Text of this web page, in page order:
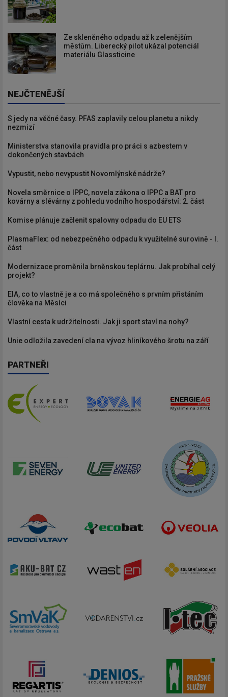
Ze skleněného odpadu až k zelenějším
městům. Liberecký pilot ukázal potenciál
materiálu Glassticine
NEJČTENĚJŠÍ
S jedy na věčné časy. PFAS zaplavily celou planetu a nikdy
nezmizí
Ministerstva stanovila pravidla pro práci s azbestem v
dokončených stavbách
Vypustit, nebo nevypustit Novomlýnské nádrže?
Novela směrnice o IPPC, novela zákona o IPPC a BAT pro
kovárny a slévárny z pohledu vodního hospodářství: 2. část
Komise plánuje začlenit spalovny odpadu do EU ETS
PlasmaFlex: od nebezpečného odpadu k využitelné surovině - I.
část
Modernizace proměnila brněnskou teplárnu. Jak probíhal celý
projekt?
EIA, co to vlastně je a co má společného s prvním přistáním
člověka na Měsíci
Vlastní cesta k udržitelnosti. Jak ji sport staví na nohy?
Unie odložila zavedení cla na vývoz hliníkového šrotu na září
PARTNEŘI